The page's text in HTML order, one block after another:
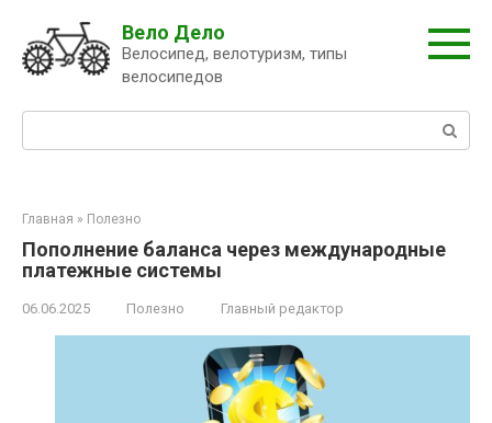
контенту
Вело Дело
Велосипед, велотуризм, типы
велосипедов
Главная » Полезно
Пополнение баланса через международные
платежные системы
06.06.2025 Полезно Главный редактор